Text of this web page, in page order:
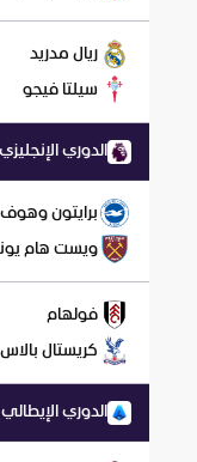
ريال مدريد
سيلتا فيجو
الدوري
برايتون وهوف
ويست هام
فولهام
كريستال بالاس
الدوري الإيطالي